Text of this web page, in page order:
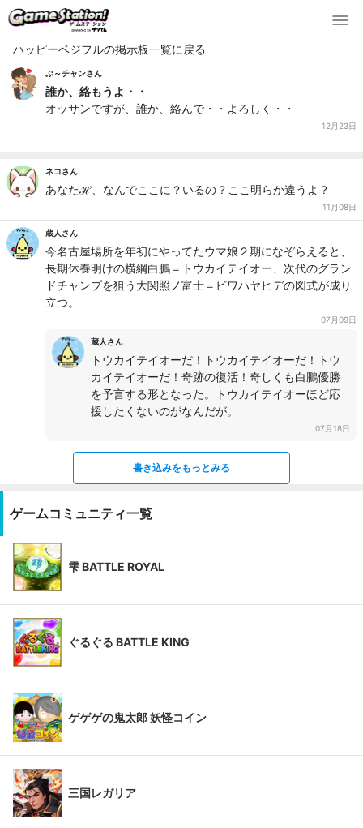
ハッピーベジフルの掲示板一覧に戻る
ぶ～チャンさん
誰か、絡もうよ・・
オッサンですが、誰か、絡んで・・よろしく・・
12月23日
ネコさん
あなたℋ、なんでここに？いるの？ここ明らか違うよ？
11月08日
蔵人さん
今名古屋場所を年初にやってたウマ娘２期になぞらえると、
長期休養明けの横綱白鵬＝トウカイテイオー、次代のグラン
ドチャンプを狙う大関照ノ富士＝ビワハヤヒデの図式が成り
立つ。
07月09日
蔵人さん
トウカイテイオーだ！トウカイテイオーだ！トウ
カイテイオーだ！奇跡の復活！奇しくも白鵬優勝
を予言する形となった。トウカイテイオーほど応
援したくないのがなんだが。
07月18日
書き込みをもっとみる
ゲームコミュニティ一覧
雫 BATTLE ROYAL
ぐるぐる BATTLE KING
ゲゲゲの鬼太郎 妖怪コイン
三国レガリア